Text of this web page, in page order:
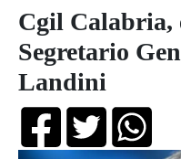
Cgil Calabria,
Segretario
Landini